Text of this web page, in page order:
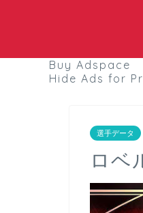
Buy Adspace
Hide Ads for
選手データ
ロベ